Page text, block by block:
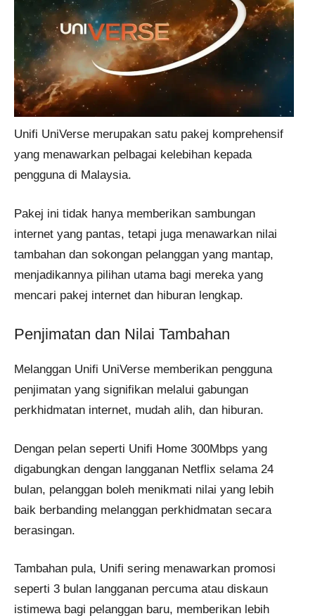
Unifi UniVerse merupakan satu pakej komprehensif
yang menawarkan pelbagai kelebihan kepada
pengguna di Malaysia.
Pakej ini tidak hanya memberikan sambungan
internet yang pantas, tetapi juga menawarkan nilai
tambahan dan sokongan pelanggan yang mantap,
menjadikannya pilihan utama bagi mereka yang
mencari pakej internet dan hiburan lengkap.
Penjimatan dan Nilai Tambahan
Melanggan Unifi UniVerse memberikan pengguna
penjimatan yang signifikan melalui gabungan
perkhidmatan internet, mudah alih, dan hiburan.
Dengan pelan seperti Unifi Home 300Mbps yang
digabungkan dengan langganan Netflix selama 24
bulan, pelanggan boleh menikmati nilai yang lebih
baik berbanding melanggan perkhidmatan secara
berasingan.
Tambahan pula, Unifi sering menawarkan promosi
seperti 3 bulan langganan percuma atau diskaun
istimewa bagi pelanggan baru, memberikan lebih